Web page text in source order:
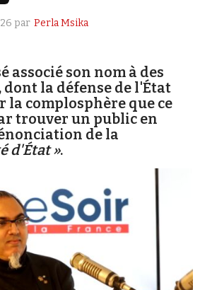
à Vera
par Perla Msika
associé son nom à des
dont la défense de l'État
la complosphère que ce
trouver un public en
de la
d'État ».